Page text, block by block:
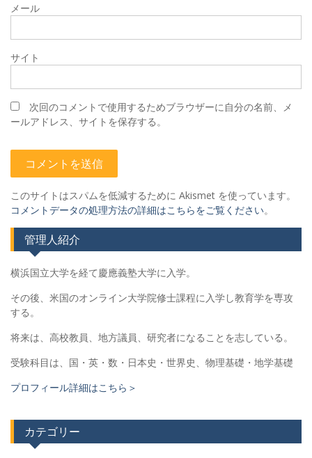
メール
サイト
次回のコメントで使用するためブラウザーに自分の名前、メ
ールアドレス、サイトを保存する。
このサイトはスパムを低減するために Akismet を使っています。
コメントデータの処理方法の詳細はこちらをご覧ください。
管理人紹介
横浜国立大学を経て慶應義塾大学に入学。
その後、米国のオンライン大学院修士課程に入学し教育学を専攻
する。
将来は、高校教員、地方議員、研究者になることを志している。
受験科目は、国・英・数・日本史・世界史、物理基礎・地学基礎
プロフィール詳細はこちら＞
カテゴリー